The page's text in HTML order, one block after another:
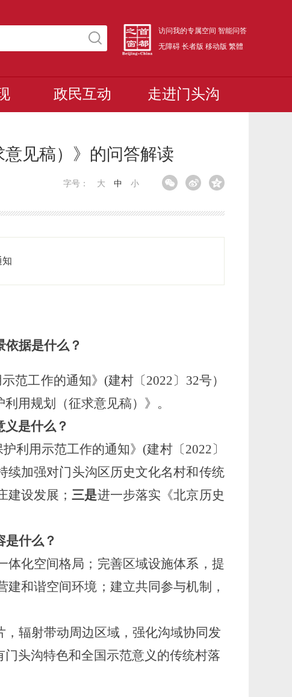
访问我的专属空间 智能问答
无障碍 长者版 移动版 繁體
政民互动 走进门头沟
见稿）》的问答解读
字号： 大 中 小
知
据是什么？
范工作的通知》(建村〔2022〕32号）
用规划（征求意见稿）》 。
义是什么？
利用示范工作的通知》(建村〔2022〕
续加强对门头沟区历史文化名村和传统
建设发展；三是进一步落实《北京历史
是什么？
体化空间格局；完善区域设施体系，提
和谐空间环境；建立共同参与机制，
，辐射带动周边区域，强化沟域协同发
头沟特色和全国示范意义的传统村落